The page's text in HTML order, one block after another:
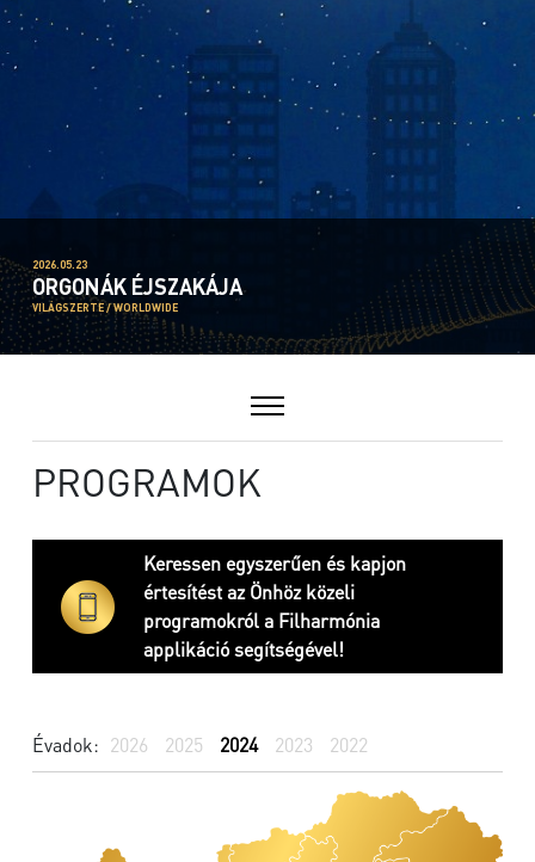
2026.05.23
ORGONÁK ÉJSZAKÁJA
VILÁGSZERTE / WORLDWIDE
PROGRAMOK
Keressen egyszerűen és kapjon
értesítést az Önhöz közeli
programokról a Filharmónia
applikáció segítségével!
Évadok: 2026 2025 2024 2023 2022